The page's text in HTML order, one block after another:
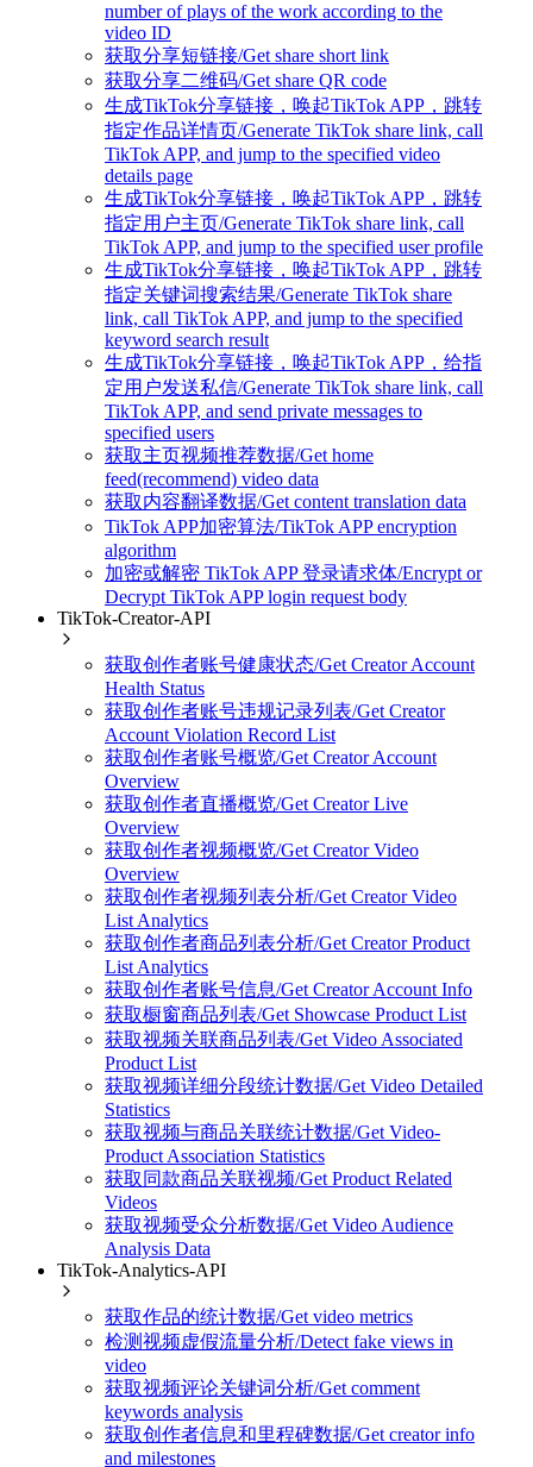
number of plays of the work according to the
video ID
获取分享短链接/Get share short link
获取分享二维码/Get share QR code
生成TikTok分享链接，唤起TikTok APP，跳转
指定作品详情页/Generate TikTok share link, call
TikTok APP, and jump to the specified video
details page
生成TikTok分享链接，唤起TikTok APP，跳转
指定用户主页/Generate TikTok share link, call
TikTok APP, and jump to the specified user profile
生成TikTok分享链接，唤起TikTok APP，跳转
指定关键词搜索结果/Generate TikTok share
link, call TikTok APP, and jump to the specified
keyword search result
生成TikTok分享链接，唤起TikTok APP，给指
定用户发送私信/Generate TikTok share link, call
TikTok APP, and send private messages to
specified users
获取主页视频推荐数据/Get home
feed(recommend) video data
获取内容翻译数据/Get content translation data
TikTok APP加密算法/TikTok APP encryption
algorithm
加密或解密 TikTok APP 登录请求体/Encrypt or
Decrypt TikTok APP login request body
TikTok-Creator-API
获取创作者账号健康状态/Get Creator Account
Health Status
获取创作者账号违规记录列表/Get Creator
Account Violation Record List
获取创作者账号概览/Get Creator Account
Overview
获取创作者直播概览/Get Creator Live
Overview
获取创作者视频概览/Get Creator Video
Overview
获取创作者视频列表分析/Get Creator Video
List Analytics
获取创作者商品列表分析/Get Creator Product
List Analytics
获取创作者账号信息/Get Creator Account Info
获取橱窗商品列表/Get Showcase Product List
获取视频关联商品列表/Get Video Associated
Product List
获取视频详细分段统计数据/Get Video Detailed
Statistics
获取视频与商品关联统计数据/Get Video-
Product Association Statistics
获取同款商品关联视频/Get Product Related
Videos
获取视频受众分析数据/Get Video Audience
Analysis Data
TikTok-Analytics-API
获取作品的统计数据/Get video metrics
检测视频虚假流量分析/Detect fake views in
video
获取视频评论关键词分析/Get comment
keywords analysis
获取创作者信息和里程碑数据/Get creator info
and milestones